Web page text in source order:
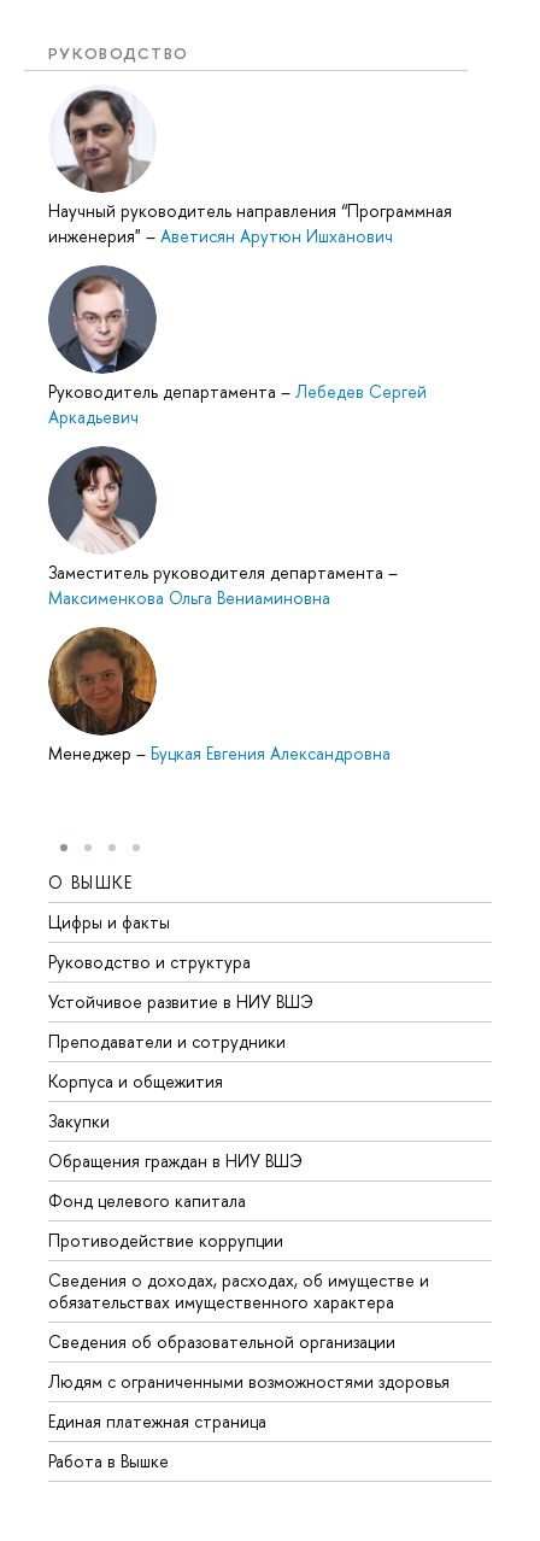
РУКОВОДСТВО
Научный руководитель направления “Программная
инженерия" – Аветисян Арутюн Ишханович
Руководитель департамента – Лебедев Сергей
Аркадьевич
Заместитель руководителя департамента –
Максименкова Ольга Вениаминовна
Менеджер – Буцкая Евгения Александровна
О ВЫШКЕ
Цифры и факты
Руководство и структура
Устойчивое развитие в НИУ ВШЭ
Преподаватели и сотрудники
Корпуса и общежития
Закупки
Обращения граждан в НИУ ВШЭ
Фонд целевого капитала
Противодействие коррупции
Сведения о доходах, расходах, об имуществе и
обязательствах имущественного характера
Сведения об образовательной организации
Людям с ограниченными возможностями здоровья
Единая платежная страница
Работа в Вышке